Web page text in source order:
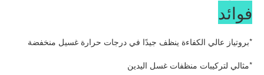
فوائد
*بروتياز عالي الكفاءة ينظف جيدًا في درجات حرارة غسيل منخفضة
*مثالي لتركيبات منظفات غسل اليدين